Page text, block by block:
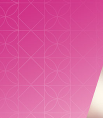
ออมเพื่อสุข
เกี่ยวกับธนาคาร
การพัฒนาที่ยั่งยืน
ข่าวสาร
บริการทางการเงิน
ติดต่อเรา